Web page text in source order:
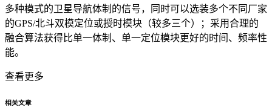
多种模式的卫星导航体制的信号，同时可以选装多个不同厂家
的GPS/北斗双模定位或授时模块（较多三个）；采用合理的
融合算法获得比单一体制、单一定位模块更好的时间、频率性
能。
查看更多
相关文章